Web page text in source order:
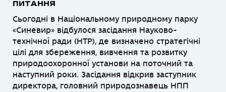
ПИТАННЯ
Сьогодні в Національному природному парку
«Синевир» відбулося засідання Науково-
технічної ради (НТР), де визначено стратегічні
цілі для збереження, вивчення та розвитку
природоохоронної установи на поточний та
наступний роки. Засідання відкрив заступник
директора, головний природознавець НПП